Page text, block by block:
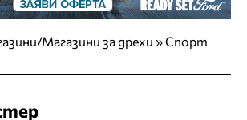
Магазини за дрехи »Спорт